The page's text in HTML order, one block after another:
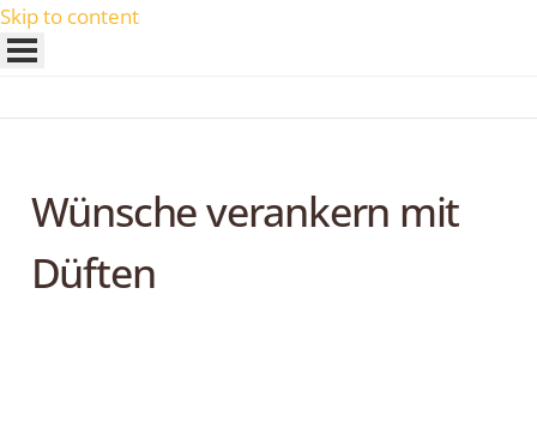
Skip to content
Wünsche verankern mit
Düften